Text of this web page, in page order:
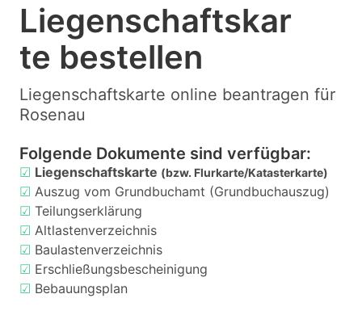
Liegenschaftskar
te bestellen
Liegenschaftskarte online beantragen für
Rosenau
Folgende Dokumente sind verfügbar:
☑ Liegenschaftskarte (bzw. Flurkarte/Katasterkarte)
☑ Auszug vom Grundbuchamt (Grundbuchauszug)
☑ Teilungserklärung
☑ Altlastenverzeichnis
☑ Baulastenverzeichnis
☑ Erschließungsbescheinigung
☑ Bebauungsplan